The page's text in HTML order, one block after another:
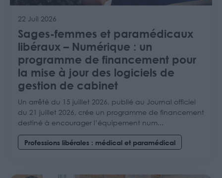
22 Juil 2026
Sages-femmes et paramédicaux
libéraux – Numérique : un
programme de financement pour
la mise à jour des logiciels de
gestion de cabinet
Un arrêté du 15 juillet 2026, publié au Journal officiel
du 21 juillet 2026, crée un programme de financement
destiné à encourager l’équipement num...
Professions libérales : médical et paramédical